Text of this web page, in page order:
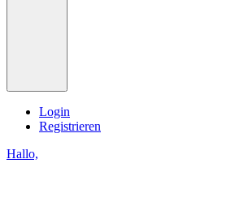
Login
Registrieren
Hallo,